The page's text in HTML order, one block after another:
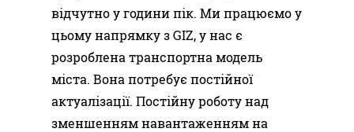
відчутно у години пік. Ми працюємо у
цьому напрямку з GIZ, у нас є
розроблена транспортна модель
міста. Вона потребує постійної
актуалізації. Постійну роботу над
зменшенням навантаженням на